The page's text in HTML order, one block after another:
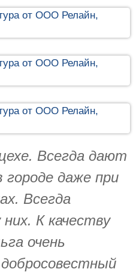
Всегда дают
даже при
Всегда
К качеству
очень